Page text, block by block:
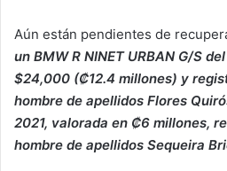
Aún están pendientes de
un BMW R NINET URBAN G/S
$24,000 (₡12.4 millones) y
hombre de apellidos Flores
2021, valorada en ₡6 millones,
hombre de apellidos Sequeira